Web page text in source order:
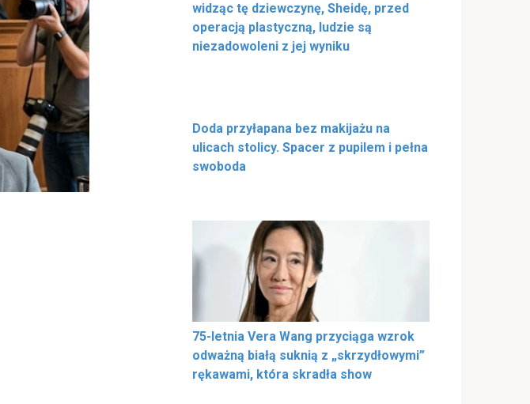
widząc tę dziewczynę, Sheidę, przed
operacją plastyczną, ludzie są
niezadowoleni z jej wyniku
Doda przyłapana bez makijażu na
ulicach stolicy. Spacer z pupilem i pełna
swoboda
75-letnia Vera Wang przyciąga wzrok
odważną białą suknią z „skrzydłowymi”
rękawami, która skradła show